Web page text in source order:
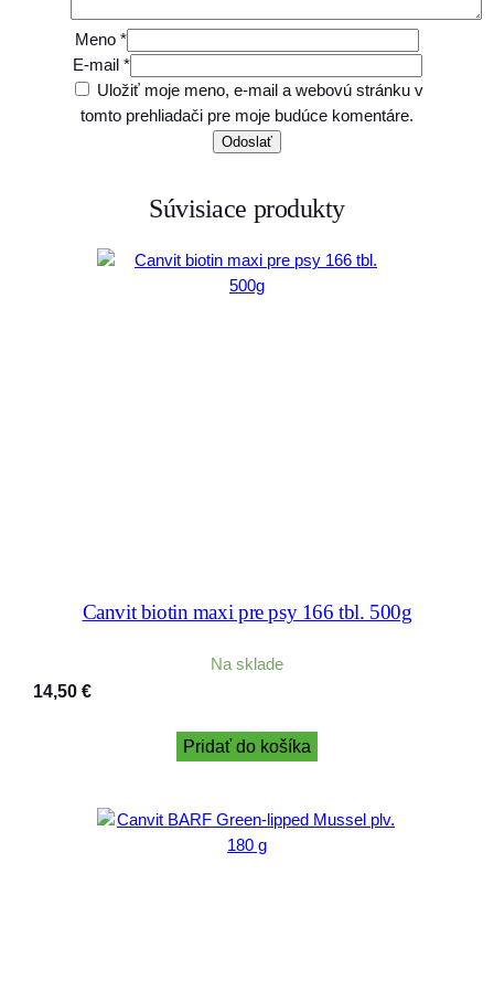
Meno *
E-mail *
Uložiť moje meno, e-mail a webovú stránku v
tomto prehliadači pre moje budúce komentáre.
Súvisiace produkty
Canvit biotin maxi pre psy 166 tbl. 500g
Na sklade
14,50 €
Pridať do košíka